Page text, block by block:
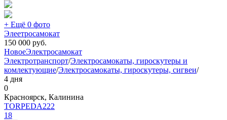
+ Ещё 0 фото
Элеетросамокат
150 000 руб.
НовоеЭлектросамокат
Электротранспорт/Электросамокаты, гироскутеры и
комлектующие/Электросамокаты, гироскутеры, сигвеи/
4 дня
0
Красноярск, Калинина
TORPEDA222
18